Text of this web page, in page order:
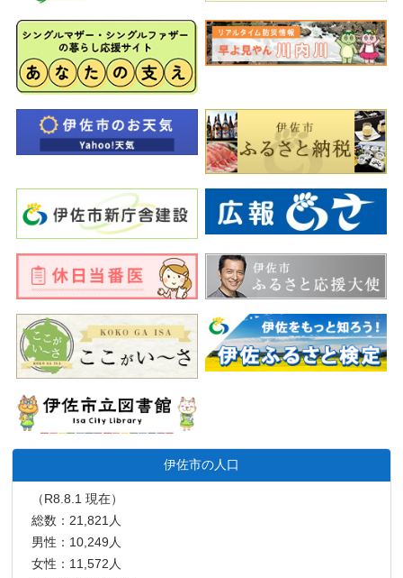
伊佐市の人口
（R8.8.1 現在）
総数：21,821人
男性：10,249人
女性：11,572人